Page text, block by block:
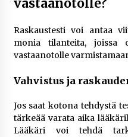
vastaanotolle?
Raskaustesti voi antaa
monia tilanteita, joissa
vastaanotolle
Vahvistus ja
Jos saat kotona tehdystä
tärkeää varata aika
Lääkäri voi tehdä